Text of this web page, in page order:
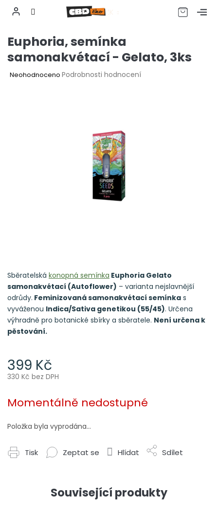
CZK
Euphoria, semínka
samonakvétací - Gelato, 3ks
Průměrné
Neohodnoceno Podrobnosti hodnocení
399 Kč
330 Kč bez DPH
cena:
Momentálně nedostupné
Položka byla vyprodána…
Sběratelská konopná semínka Euphoria Gelato
samonakvétací (Autoflower) – varianta nejslavnější
odrůdy. Feminizovaná samonakvétací semínka s
vyváženou Indica/Sativa genetikou (55/45). Určena
výhradně pro botanické sbírky a sběratele. Není určena k
pěstování.
Tisk Zeptat se Hlídat Sdílet
Související produkty